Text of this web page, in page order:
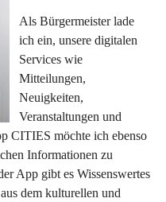
Als Bürgermeister lade
ich ein, unsere digitalen
Services wie
Mitteilungen,
Neuigkeiten,
Veranstaltungen und
CITIES möchte ich ebenso
Informationen zu
App gibt es Wissenswertes
dem kulturellen und